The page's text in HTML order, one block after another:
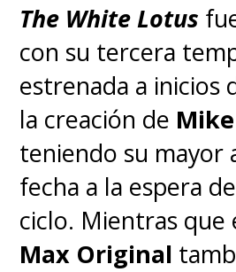
The White Lotus
con su tercera
estrenada a inicios
la creación de
teniendo su mayor
fecha a la espera
ciclo. Mientras que
Max Original